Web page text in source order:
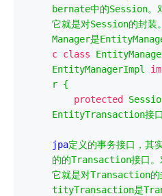
bernate中的Session。
它就是对Session的封装。
Manager是
c class
EntityManagerImpl
r {
protected
EntityTransaction接
jpa定义的事务接口，其
的的Transaction接口。
它就是对Transaction的
tityTransaction是